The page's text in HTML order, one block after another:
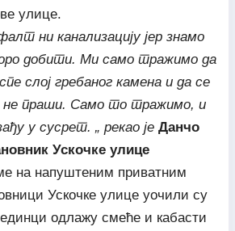
улице.
ни канализацију јер знамо
добити. Ми само тражимо да
слој гребаног камена и да се
не праши. Само то тражимо, и
у сусрет. „ рекао је Данчо
Ускочке улице
на напуштеним приватним
Ускочке улице уочили су
одлажу смеће и кабасти